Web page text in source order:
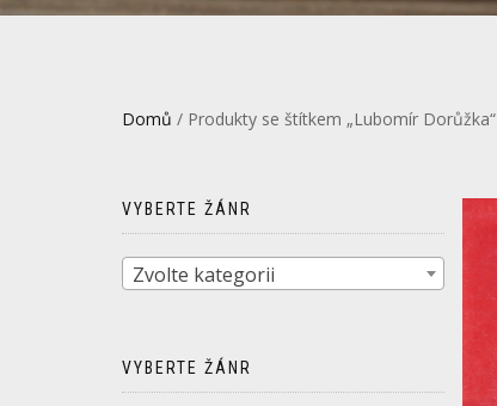
Domů / Produkty se štítkem „Lubomír Dorůžka“
VYBERTE ŽÁNR
Zvolte kategorii
VYBERTE ŽÁNR